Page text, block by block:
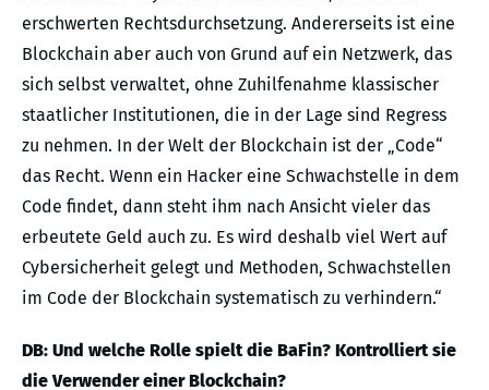
erschwerten Rechtsdurchsetzung. Andererseits ist eine
Blockchain aber auch von Grund auf ein Netzwerk, das
sich selbst verwaltet, ohne Zuhilfenahme klassischer
staatlicher Institutionen, die in der Lage sind Regress
zu nehmen. In der Welt der Blockchain ist der „Code“
das Recht. Wenn ein Hacker eine Schwachstelle in dem
Code findet, dann steht ihm nach Ansicht vieler das
erbeutete Geld auch zu. Es wird deshalb viel Wert auf
Cybersicherheit gelegt und Methoden, Schwachstellen
im Code der Blockchain systematisch zu verhindern.“
DB: Und welche Rolle spielt die BaFin? Kontrolliert sie
die Verwender einer Blockchain?